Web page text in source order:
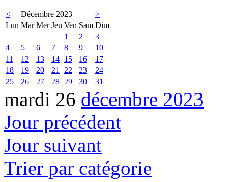
< Décembre 2023
>
Lun Mar Mer Jeu Ven Sam Dim
1
2
3
4
5 6 7 8 9
10
11
12 13 14 15 16
17
18
19 20 21 22 23
24
25
26 27 28 29 30 31
mardi 26 décembre 2023
Jour précédent
Jour suivant
Trier par catégorie